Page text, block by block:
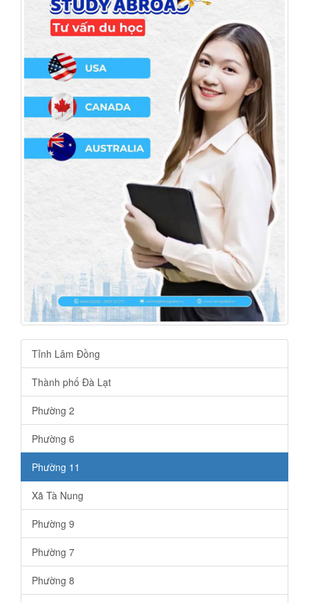
Tỉnh Lâm Đồng
Thành phố Đà Lạt
Phường 2
Phường 6
Phường 11
Xã Tà Nung
Phường 9
Phường 7
Phường 8